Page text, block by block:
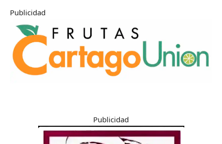
Publicidad
Publicidad